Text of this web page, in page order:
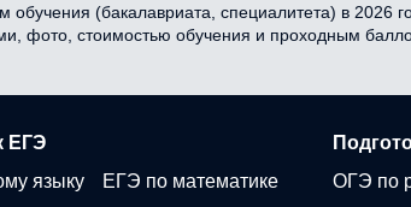
(бакалавриата, специалитета) в 2026
фото, стоимостью обучения и проходным
ЕГЭ
языку
ЕГЭ по математике
ОГЭ по